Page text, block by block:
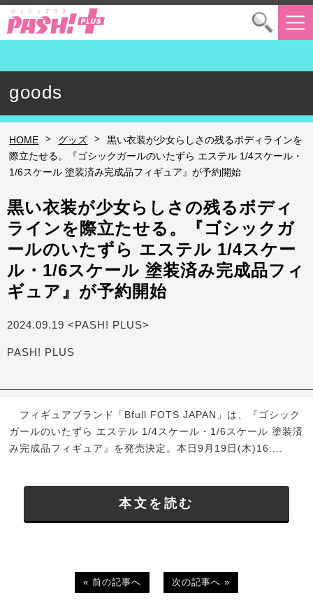
goods
HOME > グッズ >
黒い衣装が少女らしさの残るボディラインを
際立たせる。『ゴシックガールのいたずら エステル 1/4スケール・
1/6スケール 塗装済み完成品フィギュア』が予約開始
黒い衣装が少女らしさの残るボディ
ラインを際立たせる。『ゴシックガ
ールのいたずら エステル 1/4スケー
ル・1/6スケール 塗装済み完成品フィ
ギュア』が予約開始
2024.09.19 <PASH! PLUS>
PASH! PLUS
フィギュアブランド「Bfull FOTS JAPAN」は、『ゴシック
ガールのいたずら エステル 1/4スケール・1/6スケール 塗装済
み完成品フィギュア』を発売決定。本日9月19日(木)16:...
本文を読む
« 前の記事へ 次の記事へ »